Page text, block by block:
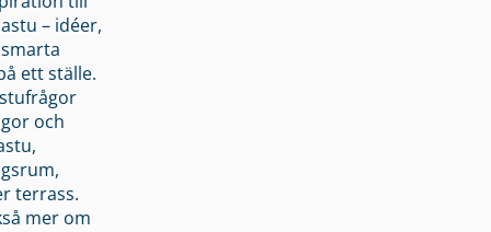
– idéer,
ett ställe.
och
terrass.
mer om